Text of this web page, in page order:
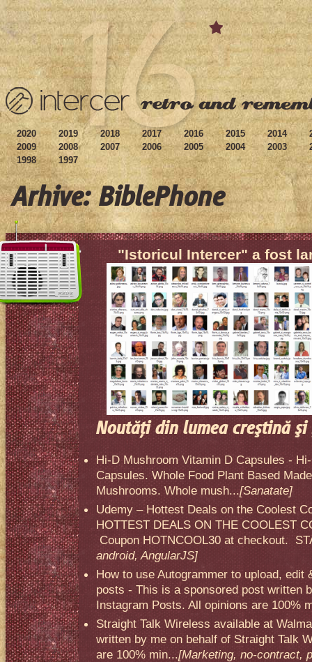
2020 2019 2018 2017 2016 2015 2014
2009
2008 2007 2006 2005 2004 2003
1998
1997
Arhive: BiblePhone
"Istoricul Intercer" a fost
Noutăţi din lumea creştină
Hi-D Mushroom Vitamin D Capsules -
Capsules. Whole Food Plant Based
Mushrooms. Whole mush...[Sanatate]
Udemy – Hottest Deals on the Coolest
HOTTEST DEALS ON THE COOLEST
Coupon HOTNCOOL30 at checkout.
android, AngularJS]
How to use Autogrammer to upload, edit
posts - This is a sponsored post written
Instagram Posts. All opinions are 100%
Straight Talk Wireless available at
written by me on behalf of Straight Talk
are 100% min...[Marketing, no-contract,